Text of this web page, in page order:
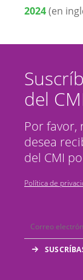
2024(en
del
Por favor,
desea
del CMI
Política de